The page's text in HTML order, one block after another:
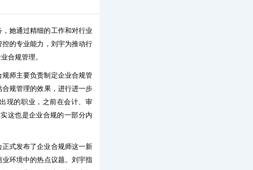
她通过精细的工作和对行业
的专业能力，刘宇为推动行
合规管理。
师主要负责制定企业合规管
规管理的效果，进行进一步
现的职业，之前在会计、审
这也是企业合规的一部分内
式发布了企业合规师这一新
环境中的热点议题。刘宇指